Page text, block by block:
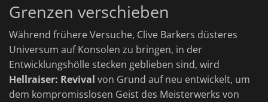
Grenzen verschieben
Während frühere Versuche, Clive Barkers düsteres
Universum auf Konsolen zu bringen, in der
Entwicklungshölle stecken geblieben sind, wird
Hellraiser: Revival von Grund auf neu entwickelt, um
dem kompromisslosen Geist des Meisterwerks von